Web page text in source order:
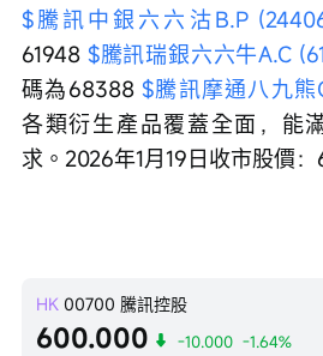
$騰訊中銀六六沽B.P
61948 $騰訊瑞銀六六牛A.C
碼為68388 $騰訊摩通八九熊
各類衍生產品覆蓋全面，能
求。2026年1月19日收市股價：
HK 00700 騰訊控股
600.000 -10.000 -1.64%